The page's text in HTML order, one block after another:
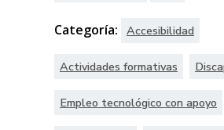
Categoría: Accesibilidad
Actividades formativas
Empleo tecnológico con apoyo